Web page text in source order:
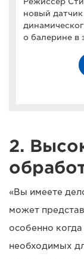
новый
о балерине в
2.
«Вы имеете
может
особенно
необходимых